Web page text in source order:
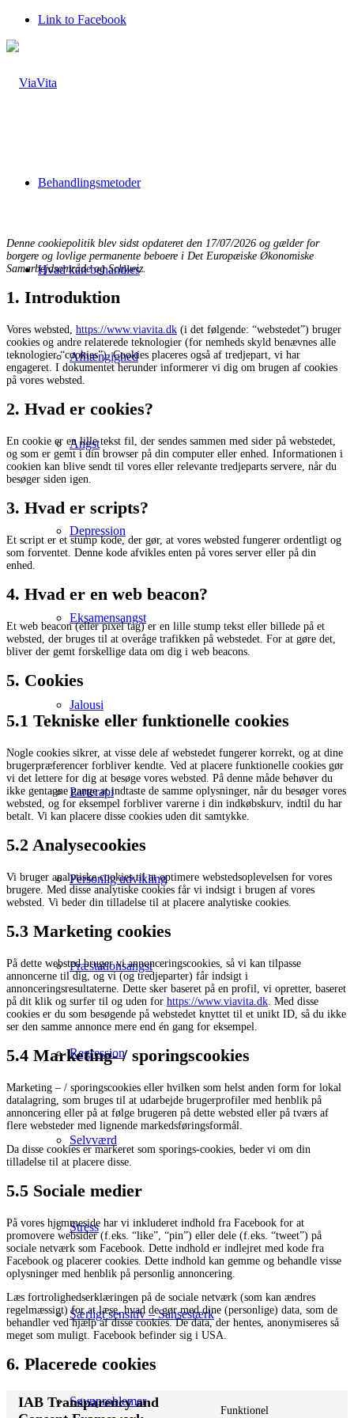
Link to Facebook
Behandlingsmetoder
Hvad kan behandles
Afhængighed
Angst
Depression
Eksamensangst
Jalousi
Parterapi
Personlig udvikling
Præstationsangst
Regression
Selvværd
Stress
Særligt sensitiv – Sansestærk
Søvnproblemer
Denne cookiepolitik blev sidst opdateret den 17/07/2026 og gælder for
borgere og lovlige permanente beboere i Det Europæiske Økonomiske
Samarbejdsområde og Schweiz.
1. Introduktion
Vores websted, https://www.viavita.dk (i det følgende: “webstedet”) bruger
cookies og andre relaterede teknologier (for nemheds skyld benævnes alle
teknologier “cookies”). Cookies placeres også af tredjepart, vi har
engageret. I dokumentet herunder informerer vi dig om brugen af ​​cookies
på vores websted.
2. Hvad er cookies?
En cookie er en lille tekst fil, der sendes sammen med sider på webstedet,
og som er gemt i din browser på din computer eller enhed. Informationen i
cookien kan blive sendt til vores eller relevante tredjeparts servere, når du
besøger siden igen.
3. Hvad er scripts?
Et script er et stump kode, der gør, at vores websted fungerer ordentligt og
som forventet. Denne kode afvikles enten på vores server eller på din
enhed.
4. Hvad er en web beacon?
Et web beacon (eller pixel tag) er en lille stump tekst eller billede på et
websted, der bruges til at overåge trafikken på webstedet. For at gøre det,
bliver der gemt forskellige data om dig i web beacons.
5. Cookies
5.1 Tekniske eller funktionelle cookies
Nogle cookies sikrer, at visse dele af webstedet fungerer korrekt, og at dine
brugerpræferencer forbliver kendte. Ved at placere funktionelle cookies gør
vi det lettere for dig at besøge vores websted. På denne måde behøver du
ikke gentagne gange at indtaste de samme oplysninger, når du besøger vores
websted, og for eksempel forbliver varerne i din indkøbskurv, indtil du har
betalt. Vi kan placere disse cookies uden dit samtykke.
5.2 Analysecookies
Vi bruger analytiske cookies til at optimere webstedsoplevelsen for vores
brugere. Med disse analytiske cookies får vi indsigt i brugen af ​​vores
websted. Vi beder din tilladelse til at placere analytiske cookies.
5.3 Marketing cookies
På dette websted bruger vi annonceringscookies, så vi kan tilpasse
annoncerne til dig, og vi (og tredjeparter) får indsigt i
annonceringsresultaterne. Dette sker baseret på en profil, vi opretter, baseret
på dit klik og surfer til og uden for https://www.viavita.dk. Med disse
cookies er du som besøgende på webstedet knyttet til et unikt ID, så du ikke
ser den samme annonce mere end én gang for eksempel.
5.4 Marketing- / sporingscookies
Marketing – / sporingscookies eller hvilken som helst anden form for lokal
datalagring, som bruges til at udarbejde brugerprofiler med henblik på
annoncering eller på at følge brugeren på dette websted eller på tværs af
flere websteder med lignende markedsføringsformål.
Da disse cookies er markeret som sporings-cookies, beder vi om din
tilladelse til at placere disse.
5.5 Sociale medier
På vores hjemmeside har vi inkluderet indhold fra Facebook for at
promovere websider (f.eks. “like”, “pin”) eller dele (f.eks. “tweet”) på
sociale netværk som Facebook. Dette indhold er indlejret med kode fra
Facebook og placerer cookies. Dette indhold kan gemme og behandle visse
oplysninger med henblik på personlig annoncering.
Læs fortrolighedserklæringen på de sociale netværk (som kan ændres
regelmæssigt) for at læse, hvad de gør med dine (personlige) data, som de
behandler ved hjælp af disse cookies. De data, der hentes, anonymiseres så
meget som muligt. Facebook befinder sig i USA.
6. Placerede cookies
IAB Transparency and
Funktionel